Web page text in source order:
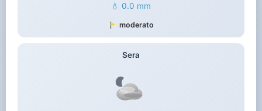
💧 0.0 mm
moderato
Sera